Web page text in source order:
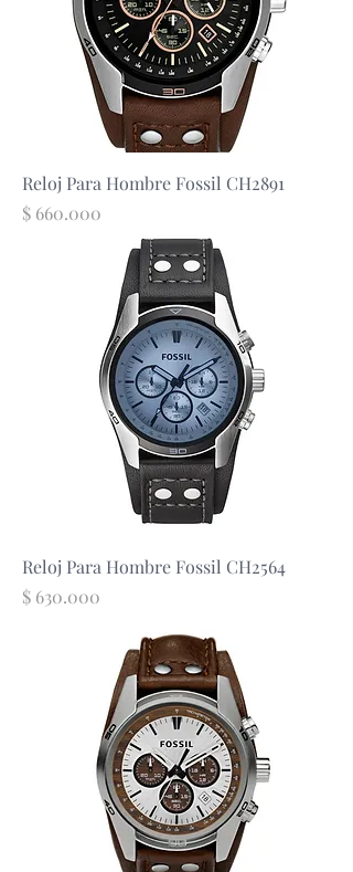
Reloj Para Hombre Fossil CH2891
Precio
$ 660.000
Reloj Para Hombre Fossil CH2564
Precio
$ 630.000